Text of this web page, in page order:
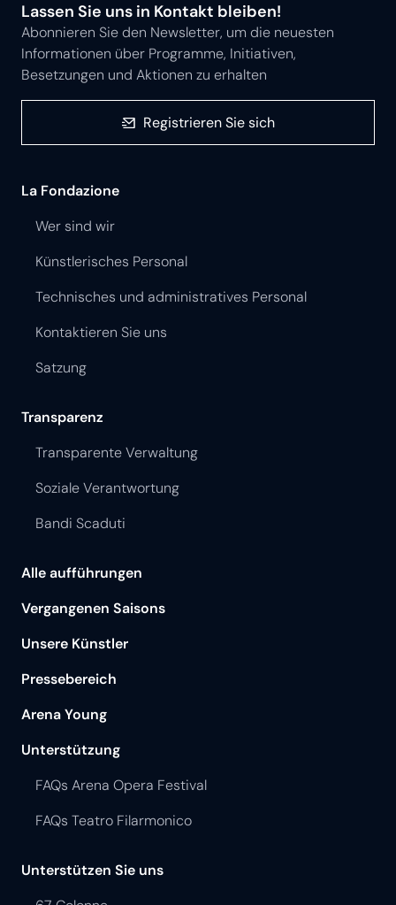
Lassen Sie uns in Kontakt bleiben!
Abonnieren Sie den Newsletter, um die neuesten
Informationen über Programme, Initiativen,
Besetzungen und Aktionen zu erhalten
Registrieren Sie sich
La Fondazione
Wer sind wir
Künstlerisches Personal
Technisches und administratives Personal
Kontaktieren Sie uns
Satzung
Transparenz
Transparente Verwaltung
Soziale Verantwortung
Bandi Scaduti
Alle aufführungen
Vergangenen Saisons
Unsere Künstler
Pressebereich
Arena Young
Unterstützung
FAQs Arena Opera Festival
FAQs Teatro Filarmonico
Unterstützen Sie uns